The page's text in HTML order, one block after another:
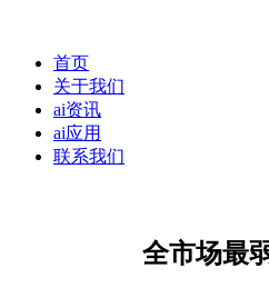
首页
关于我们
ai资讯
ai应用
联系我们
全市场最